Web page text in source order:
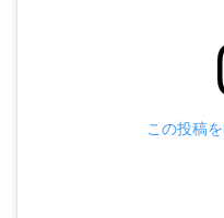
この投稿